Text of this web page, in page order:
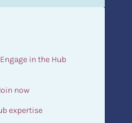
Engage in the Hub
now
expertise